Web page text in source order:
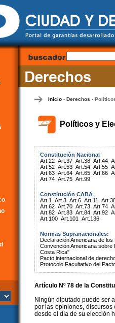
Inicio- Derechos -
Políticos y
Constitución Nacional
Art.22 Art.37 Art.38 Art.44
Art.52 Art.53 Art.54 Art.55
Art.63 Art.64 Art.65 Art.66
Art.74 Art.75 Art.99
Constitución CABA
Art.1
Art.3 Art.6 Art.11
Art.62 Art.70 Art.73 Art.74
Art.82 Art.83 Art.84 Art.92
Art.100 Art.101 Art.136
Normas Supranacionales:
Declaración Americana de
Convención Americana
Costa Rica"
Pacto internacional de
Protocolo Facultativo del
Artículo Nº 78 de la
Ningún diputado puede ser
por las opiniones,
desde el día de su elección